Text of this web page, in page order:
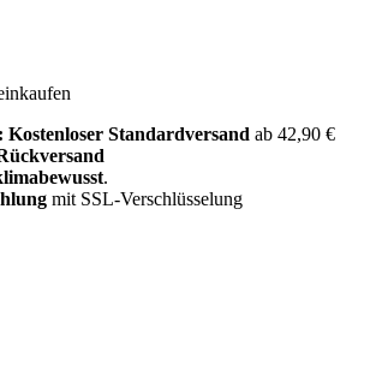
Kostenloser Standardversand ab 42,90 €
.
mit SSL-Verschlüsselung